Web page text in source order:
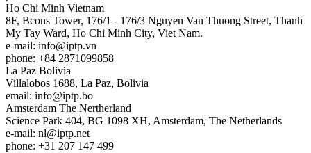
Ho Chi Minh Vietnam
8F, Bcons Tower, 176/1 - 176/3 Nguyen Van Thuong Street, Thanh
My Tay Ward, Ho Chi Minh City, Viet Nam.
e-mail: info
iptp.vn
phone: +84 2871099858
La Paz Bolivia
Villalobos 1688, La Paz, Bolivia
email: info
iptp.bo
Amsterdam The Nertherland
Science Park 404, BG 1098 XH, Amsterdam, The Netherlands
e-mail: nl
iptp.net
phone: +31 207 147 499